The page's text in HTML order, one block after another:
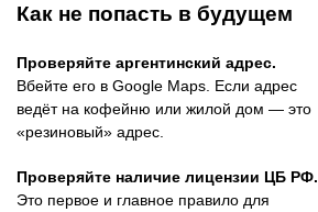
Как не попасть в будущем
Проверяйте аргентинский адрес.
Вбейте его в Google Maps. Если адрес
ведёт на кофейню или жилой дом — это
«резиновый» адрес.
Проверяйте наличие лицензии ЦБ РФ.
Это первое и главное правило для